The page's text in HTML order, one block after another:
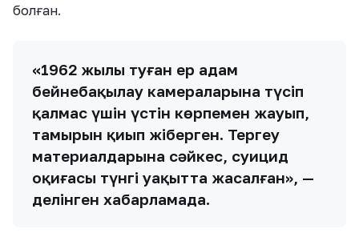
болған.
«1962 жылы туған ер адам
бейнебақылау камераларына түсіп
қалмас үшін үстін көрпемен жауып,
тамырын қиып жіберген. Тергеу
материалдарына сәйкес, суицид
оқиғасы түнгі уақытта жасалған», —
делінген хабарламада.